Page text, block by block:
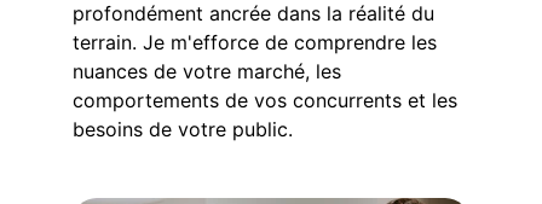
profondément ancrée dans la réalité du
terrain. Je m'efforce de comprendre les
nuances de votre marché, les
comportements de vos concurrents et les
besoins de votre public.